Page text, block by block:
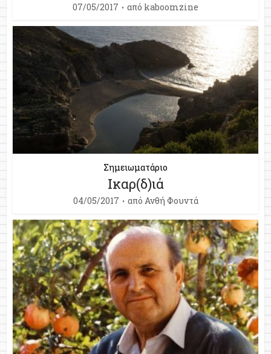
07/05/2017 από kaboomzine
Σημειωματάριο
Ικαρ(δ)ιά
04/05/2017 από Ανθή Φουντά